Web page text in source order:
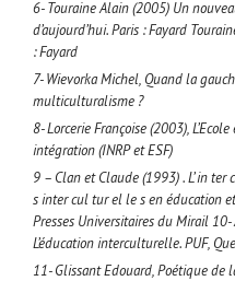
6- Touraine Alain (2005) Un
d’aujourd’hui. Paris : Fayard
: Fayard
7- Wievorka Michel, Quand la
multiculturalisme ?
8- Lorcerie Françoise (2003),
intégration (INRP et ESF)
9 – Clan et Claude (1993) . L’ in
s inter cul tur el le s en éducation
Presses Universitaires du Mirail
L’éducation interculturelle. PUF,
11- Glissant Edouard, Poétique de